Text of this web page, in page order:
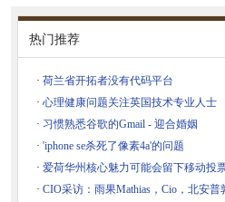
热门推荐
· 荷兰省开拓者没有代码平台
· 心理健康问题关注英国技术专业人士
· 习惯熟悉谷歌的Gmail - 迎合婚姻
· 'iphone se杀死了像素4a'的问题
· 爱荷华州核心魅力可能会留下移动投
· CIO采访：雨果Mathias，Cio，北安